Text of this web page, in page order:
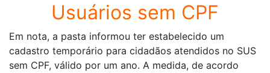
Usuários sem CPF
Em nota, a pasta informou ter estabelecido um
cadastro temporário para cidadãos atendidos no SUS
sem CPF, válido por um ano. A medida, de acordo